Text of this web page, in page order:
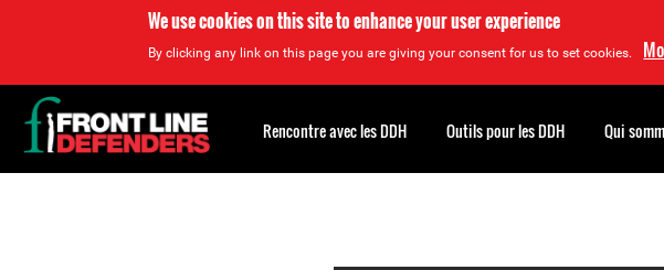
We use cookies on this site to enhance your user experience
By clicking any link on this page you are giving your consent for us to set cookies.
Back
to
top
Rencontre avec les DDH Outils pour les DDH Qui